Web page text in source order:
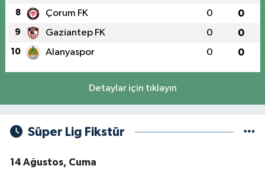
8 Çorum FK 0 0
9 Gaziantep FK 0 0
10 Alanyaspor 0 0
Detaylar için tıklayın
Süper Lig Fikstür
14 Ağustos, Cuma